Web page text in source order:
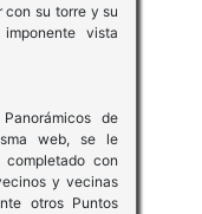
con su torre y su
vista
de
web, se le
con
y vecinas
otros Puntos